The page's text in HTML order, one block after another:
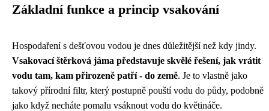
Základní funkce a princip vsakování
Hospodaření s dešťovou vodou je dnes důležitější než kdy jindy.
Vsakovací štěrková jáma představuje skvělé řešení, jak vrátit
vodu tam, kam přirozeně patří - do země. Je to vlastně jako
takový přírodní filtr, který postupně pouští vodu do půdy, podobně
jako když necháte pomalu vsáknout vodu do květináče.